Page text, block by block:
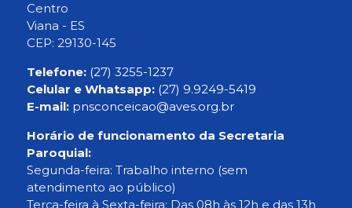
Centro
Viana - ES
CEP: 29130-145
Telefone: (27) 3255-1237
Celular e Whatsapp: (27) 9.9249-5419
E-mail: pnsconceicao@aves.org.br
Horário de funcionamento da Secretaria
Paroquial:
Segunda-feira: Trabalho interno (sem
atendimento ao público)
Terça-feira à Sexta-feira: Das 08h às 12h e das 13h